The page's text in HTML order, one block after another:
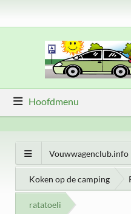
Hoofdmenu
Vouwwagenclub.info
Koken op de camping
ratatoeli